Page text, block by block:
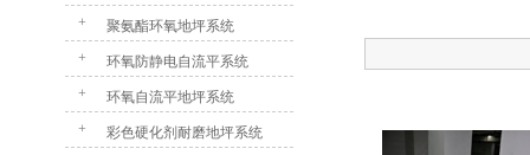
+
聚氨酯环氧地坪系统
+
环氧防静电自流平系统
+
环氧自流平地坪系统
+
彩色硬化剂耐磨地坪系统